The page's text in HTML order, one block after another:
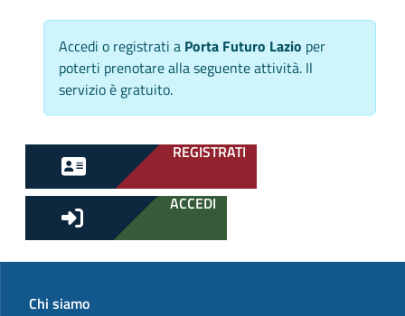
Accedi o registrati a Porta Futuro Lazio per
poterti prenotare alla seguente attività. Il
servizio è gratuito.
REGISTRATI
ACCEDI
Chi siamo